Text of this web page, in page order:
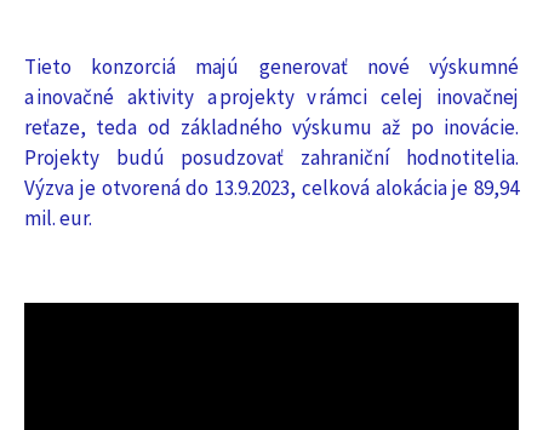
Tieto konzorciá majú generovať nové výskumné
a inovačné aktivity a projekty v rámci celej inovačnej
reťaze, teda od základného výskumu až po inovácie.
Projekty budú posudzovať zahraniční hodnotitelia.
Výzva je otvorená do 13.9.2023, celková alokácia je 89,94
mil. eur.